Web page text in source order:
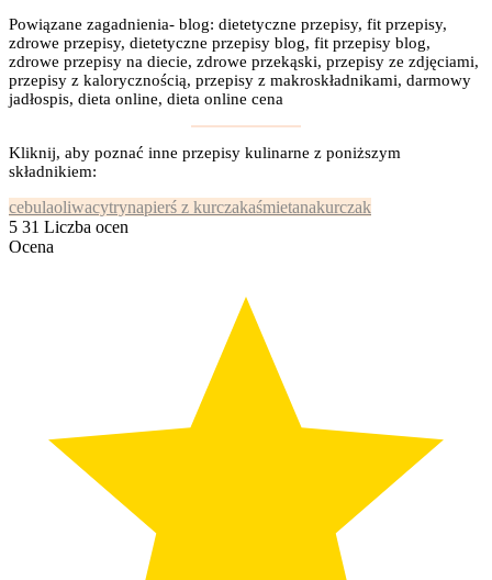
Powiązane zagadnienia- blog: dietetyczne przepisy, fit przepisy,
zdrowe przepisy, dietetyczne przepisy blog, fit przepisy blog,
zdrowe przepisy na diecie, zdrowe przekąski, przepisy ze zdjęciami,
przepisy z kalorycznością, przepisy z makroskładnikami, darmowy
jadłospis, dieta online, dieta online cena
Kliknij, aby poznać inne przepisy kulinarne z poniższym
składnikiem:
cebulaoliwacytrynapierś z kurczakaśmietanakurczak
5 31 Liczba ocen
Ocena